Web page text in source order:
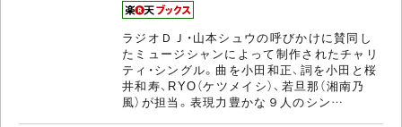
ラジオＤＪ・山本シュウの呼びかけに賛同し
たミュージシャンによって制作されたチャリ
ティ・シングル。曲を小田和正、詞を小田と桜
井和寿、RYO（ケツメイシ）、若旦那（湘南乃
風）が担当。表現力豊かな９人のシン…